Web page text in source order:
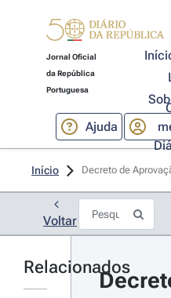
Jornal Oficial
da República
Portuguesa
Ajuda
Início Decreto de
Voltar
Relacionados